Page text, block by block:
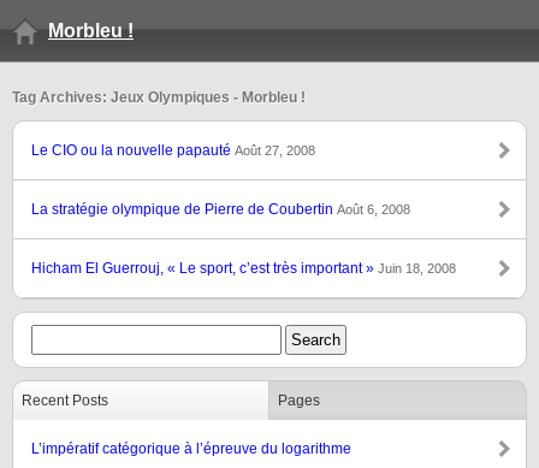
Morbleu !
Tag Archives: Jeux Olympiques - Morbleu !
Le CIO ou la nouvelle papauté Août 27, 2008
La stratégie olympique de Pierre de Coubertin Août 6, 2008
Hicham El Guerrouj, « Le sport, c’est très important » Juin 18, 2008
Recent Posts Pages
L’impératif catégorique à l’épreuve du logarithme